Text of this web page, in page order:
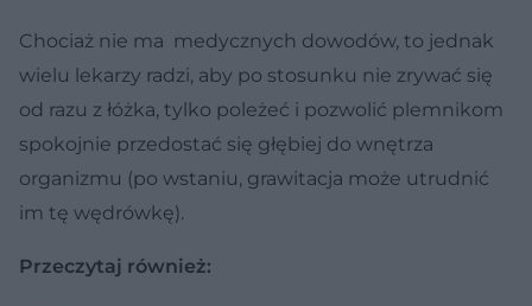
Chociaż nie ma medycznych dowodów, to jednak
wielu lekarzy radzi, aby po stosunku nie zrywać się
od razu z łóżka, tylko poleżeć i pozwolić plemnikom
spokojnie przedostać się głębiej do wnętrza
organizmu (po wstaniu, grawitacja może utrudnić
im tę wędrówkę).
Przeczytaj również: